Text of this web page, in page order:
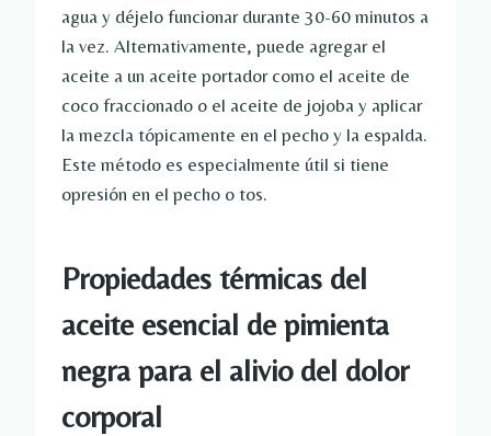
agua y déjelo funcionar durante 30-60 minutos a
la vez. Alternativamente, puede agregar el
aceite a un aceite portador como el aceite de
coco fraccionado o el aceite de jojoba y aplicar
la mezcla tópicamente en el pecho y la espalda.
Este método es especialmente útil si tiene
opresión en el pecho o tos.
Propiedades térmicas del
aceite esencial de pimienta
negra para el alivio del dolor
corporal